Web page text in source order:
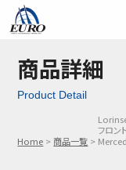
ご利用方法
メール問い合わせ
03-5674-7742
商品詳細
Product Detail
Home 商品一覧
フロン